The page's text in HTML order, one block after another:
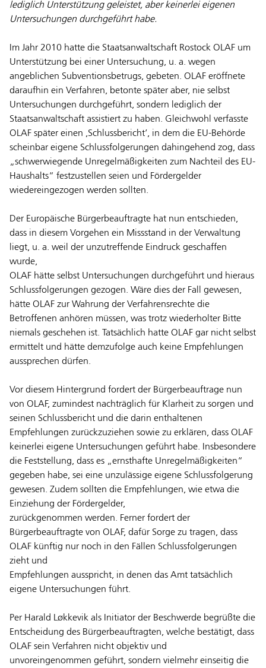
lediglich Unterstützung geleistet, aber keinerlei eigenen
Untersuchungen durchgeführt habe.
Im Jahr 2010 hatte die Staatsanwaltschaft Rostock OLAF um
Unterstützung bei einer Untersuchung, u. a. wegen
angeblichen Subventionsbetrugs, gebeten. OLAF eröffnete
daraufhin ein Verfahren, betonte später aber, nie selbst
Untersuchungen durchgeführt, sondern lediglich der
Staatsanwaltschaft assistiert zu haben. Gleichwohl verfasste
OLAF später einen ,Schlussbericht’, in dem die EU-Behörde
scheinbar eigene Schlussfolgerungen dahingehend zog, dass
„schwerwiegende Unregelmäßigkeiten zum Nachteil des EU-
Haushalts“ festzustellen seien und Fördergelder
wiedereingezogen werden sollten.
Der Europäische Bürgerbeauftragte hat nun entschieden,
dass in diesem Vorgehen ein Missstand in der Verwaltung
liegt, u. a. weil der unzutreffende Eindruck geschaffen
wurde,
OLAF hätte selbst Untersuchungen durchgeführt und hieraus
Schlussfolgerungen gezogen. Wäre dies der Fall gewesen,
hätte OLAF zur Wahrung der Verfahrensrechte die
Betroffenen anhören müssen, was trotz wiederholter Bitte
niemals geschehen ist. Tatsächlich hatte OLAF gar nicht selbst
ermittelt und hätte demzufolge auch keine Empfehlungen
aussprechen dürfen.
Vor diesem Hintergrund fordert der Bürgerbeauftrage nun
von OLAF, zumindest nachträglich für Klarheit zu sorgen und
seinen Schlussbericht und die darin enthaltenen
Empfehlungen zurückzuziehen sowie zu erklären, dass OLAF
keinerlei eigene Untersuchungen geführt habe. Insbesondere
die Feststellung, dass es „ernsthafte Unregelmäßigkeiten“
gegeben habe, sei eine unzulässige eigene Schlussfolgerung
gewesen. Zudem sollten die Empfehlungen, wie etwa die
Einziehung der Fördergelder,
zurückgenommen werden. Ferner fordert der
Bürgerbeauftragte von OLAF, dafür Sorge zu tragen, dass
OLAF künftig nur noch in den Fällen Schlussfolgerungen
zieht und
Empfehlungen ausspricht, in denen das Amt tatsächlich
eigene Untersuchungen führt.
Per Harald Løkkevik als Initiator der Beschwerde begrüßte die
Entscheidung des Bürgerbeauftragten, welche bestätigt, dass
OLAF sein Verfahren nicht objektiv und
unvoreingenommen geführt, sondern vielmehr einseitig die